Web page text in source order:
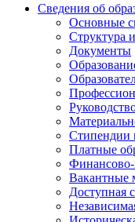
Сведения об
Основные
Структура
Документы
Стипендии
Платные
Финансово-
Вакантные
Доступная